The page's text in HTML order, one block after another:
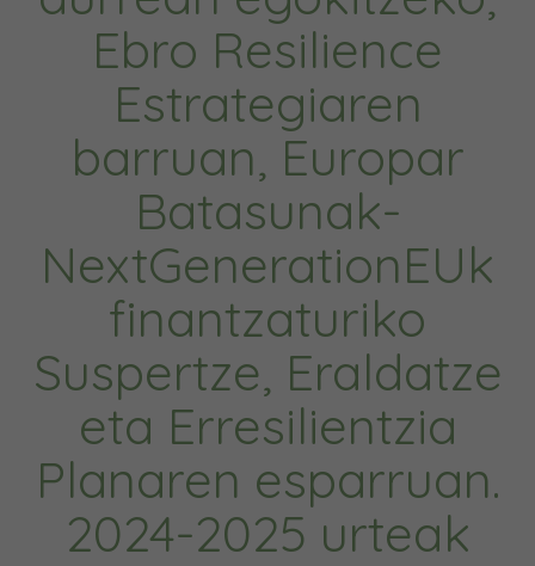
Ebro Resilience
Estrategiaren
barruan, Europar
Batasunak-
NextGenerationEUk
finantzaturiko
Suspertze, Eraldatze
eta Erresilientzia
Planaren esparruan.
2024-2025 urteak